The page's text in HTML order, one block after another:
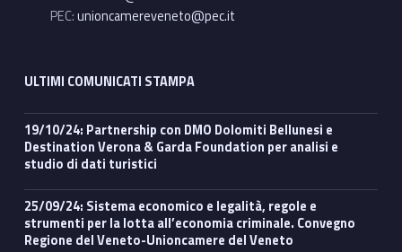
PEC:unioncamereveneto@pec.it
ULTIMI COMUNICATI STAMPA
19/10/24: Partnership con DMO Dolomiti Bellunesi e
Destination Verona & Garda Foundation per analisi e
studio di dati turistici
25/09/24: Sistema economico e legalità, regole e
strumenti per la lotta all’economia criminale. Convegno
Regione del Veneto-Unioncamere del Veneto